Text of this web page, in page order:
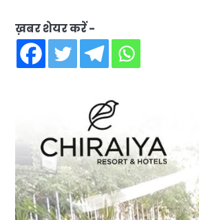
ख़बर शेयर करें -